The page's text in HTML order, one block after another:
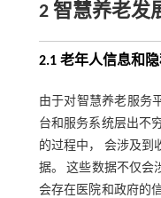
2 智慧养老发
2.1 老年人信息和
由于对智慧养老服务
台和服务系统层出不
的过程中， 会涉及到
据。 这些数据不仅会
会存在医院和政府的